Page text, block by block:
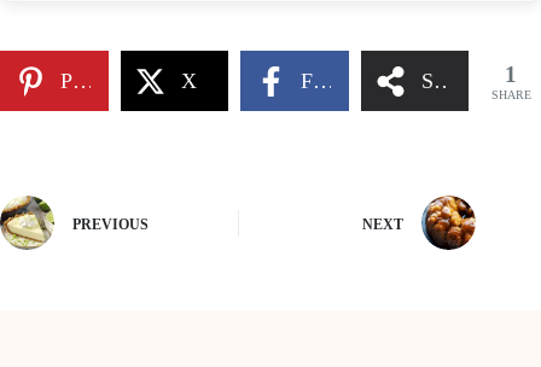
Pinterest X Facebook Share 1
SHARE
PREVIOUS NEXT